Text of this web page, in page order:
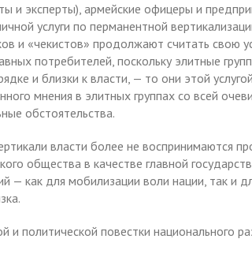
и эксперты), армейские офицеры и
услуги по перманентной
и «чекистов» продолжают считать свою
потребителей, поскольку элитные
и близки к власти, — то они этой
мнения в элитных группах со всей
обстоятельства.
власти более не воспринимаются
общества в качестве главной
— как для мобилизации воли нации, так и
и политической повестки национального